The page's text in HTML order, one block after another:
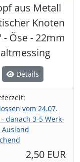
aus Metall
Knoten
- Öse - 22mm
Details
vom 24.07.
danach 3-5 Werk-
Ausland
2,50 EUR